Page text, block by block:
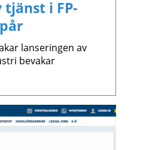
tjänst i FP-
lanseringen av
bevakar